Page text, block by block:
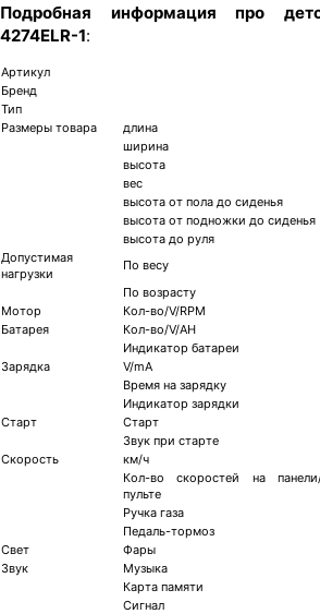
Подробная информация про
4274ELR-1:
Артикул
Бренд
Тип
Размеры товара
длина
ширина
высота
вес
высота от пола до сиденья
высота от подножки до сиденья
высота до руля
Допустимая
нагрузки
По весу
По возрасту
Мотор
Кол-во/V/RPM
Батарея
Кол-во/V/AH
Индикатор батареи
Зарядка
V/mA
Время на зарядку
Индикатор зарядки
Старт
Старт
Звук при старте
Скорость
км/ч
Кол-во скоростей на
пульте
Ручка газа
Педаль-тормоз
Свет
Фары
Звук
Музыка
Карта памяти
Сигнал